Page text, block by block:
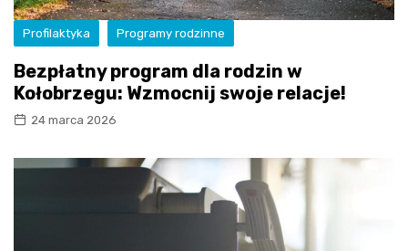
Profilaktyka Programy rodzinne
Bezpłatny program dla rodzin w
Kołobrzegu: Wzmocnij swoje relacje!
24 marca 2026